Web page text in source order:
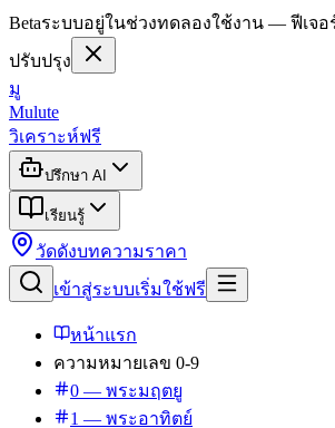
Betaระบบอยู่ในช่วงทดลองใช้งาน — ฟีเจอ
ปรับปรุง
มู
Mulute
วิเคราะห์ฟรี
ปรึกษา AI
เรียนรู้
วัดดังบทความราคา
เข้าสู่ระบบเริ่มใช้ฟรี
หน้าแรก
ความหมายเลข 0-9
0 — พระมฤตยู
1 — พระอาทิตย์